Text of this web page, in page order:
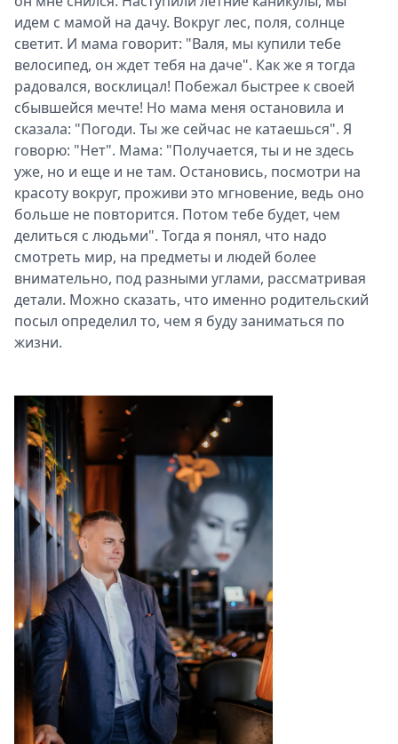
идем с мамой на дачу. Вокруг лес, поля, солнце
светит. И мама говорит: "Валя, мы купили тебе
велосипед, он ждет тебя на даче". Как же я тогда
радовался, восклицал! Побежал быстрее к своей
сбывшейся мечте! Но мама меня остановила и
сказала: "Погоди. Ты же сейчас не катаешься". Я
говорю: "Нет". Мама: "Получается, ты и не здесь
уже, но и еще и не там. Остановись, посмотри на
красоту вокруг, проживи это мгновение, ведь оно
больше не повторится. Потом тебе будет, чем
делиться с людьми". Тогда я понял, что надо
смотреть мир, на предметы и людей более
внимательно, под разными углами, рассматривая
детали. Можно сказать, что именно родительский
посыл определил то, чем я буду заниматься по
жизни.